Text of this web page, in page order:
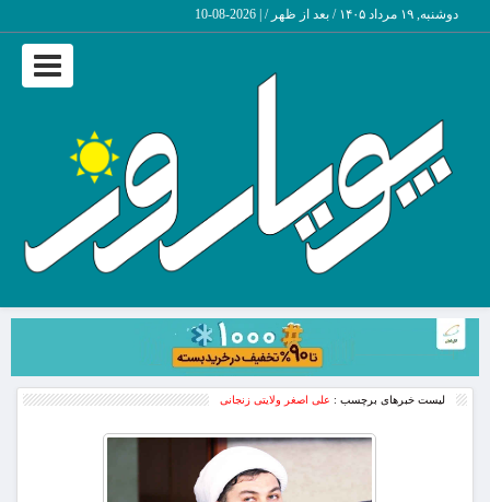
دوشنبه, ۱۹ مرداد ۱۴۰۵ / بعد از ظهر / 2026-08-10
Toggle
navigation
لیست خبرهای برچسب : علی اصغر ولایتی زنجانی